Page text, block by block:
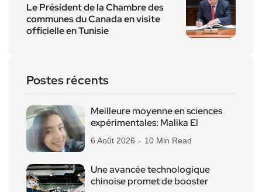
Le Président de la Chambre des
communes du Canada en visite
officielle en Tunisie
Postes récents
Meilleure moyenne en sciences
expérimentales: Malika El
6 Août 2026 10 Min Read
Une avancée technologique
chinoise promet de booster